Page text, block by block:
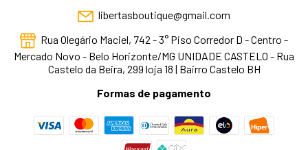
libertasboutique@gmail.com
Rua Olegário Maciel, 742 - 3° Piso Corredor D - Centro -
Mercado Novo - Belo Horizonte/MG UNIDADE CASTELO - Rua
Castelo da Beira, 299 loja 18 | Bairro Castelo BH
Formas de pagamento